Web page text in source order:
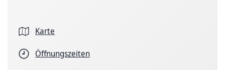
Karte
Öffnungszeiten